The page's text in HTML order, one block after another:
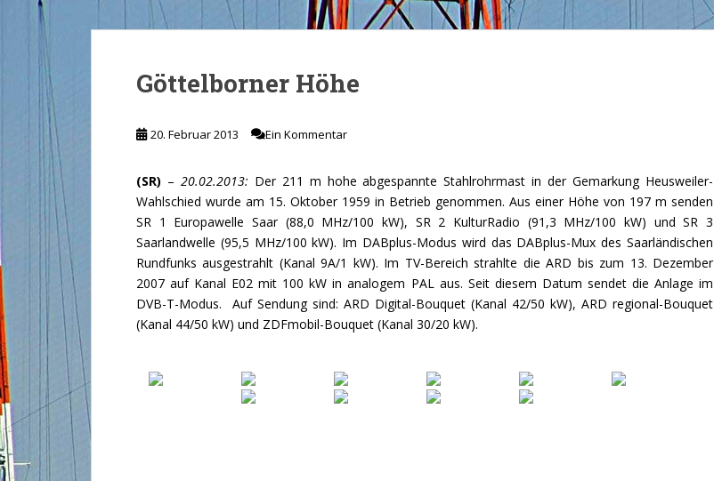
Göttelborner Höhe
20. Februar 2013 Ein Kommentar
(SR) – 20.02.2013: Der 211 m hohe abgespannte Stahlrohrmast in der Gemarkung Heusweiler-
Wahlschied wurde am 15. Oktober 1959 in Betrieb genommen. Aus einer Höhe von 197 m senden
SR 1 Europawelle Saar (88,0 MHz/100 kW), SR 2 KulturRadio (91,3 MHz/100 kW) und SR 3
Saarlandwelle (95,5 MHz/100 kW). Im DABplus-Modus wird das DABplus-Mux des Saarländischen
Rundfunks ausgestrahlt (Kanal 9A/1 kW). Im TV-Bereich strahlte die ARD bis zum 13. Dezember
2007 auf Kanal E02 mit 100 kW in analogem PAL aus. Seit diesem Datum sendet die Anlage im
DVB-T-Modus. Auf Sendung sind: ARD Digital-Bouquet (Kanal 42/50 kW), ARD regional-Bouquet
(Kanal 44/50 kW) und ZDFmobil-Bouquet (Kanal 30/20 kW).